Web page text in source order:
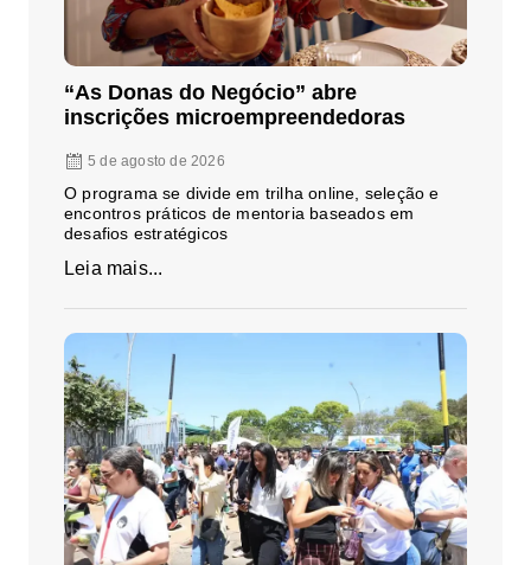
“As Donas do Negócio” abre
inscrições microempreendedoras
5 de agosto de 2026
O programa se divide em trilha online, seleção e
encontros práticos de mentoria baseados em
desafios estratégicos
Leia mais...